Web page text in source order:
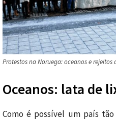
Protestos na Noruega: oceanos e rejeitos
Oceanos: lata de
Como é possível um país